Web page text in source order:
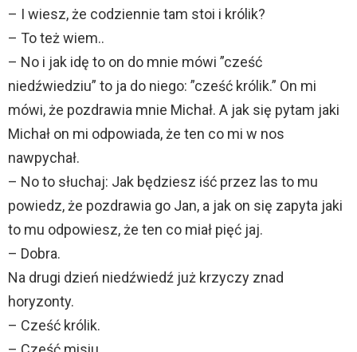
– I wiesz, że codziennie tam stoi i królik?
– To też wiem..
– No i jak idę to on do mnie mówi ”cześć
niedźwiedziu” to ja do niego: ”cześć królik.” On mi
mówi, że pozdrawia mnie Michał. A jak się pytam jaki
Michał on mi odpowiada, że ten co mi w nos
nawpychał.
– No to słuchaj: Jak będziesz iść przez las to mu
powiedz, że pozdrawia go Jan, a jak on się zapyta jaki
to mu odpowiesz, że ten co miał pięć jaj.
– Dobra.
Na drugi dzień niedźwiedź już krzyczy znad
horyzonty.
– Cześć królik.